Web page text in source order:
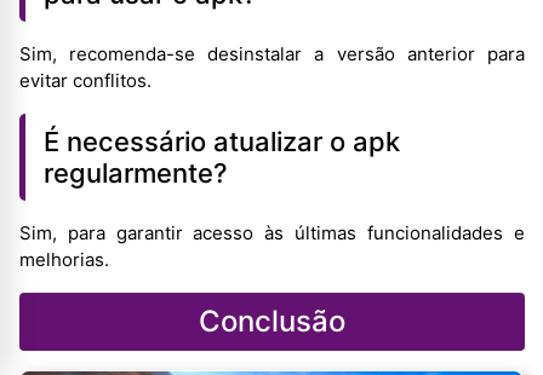
Sim, recomenda-se desinstalar a versão anterior para
evitar conflitos.
É necessário atualizar o apk
regularmente?
Sim, para garantir acesso às últimas funcionalidades e
melhorias.
Conclusão